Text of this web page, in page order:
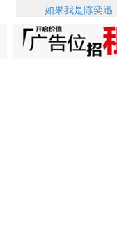
如果我是陈奕迅